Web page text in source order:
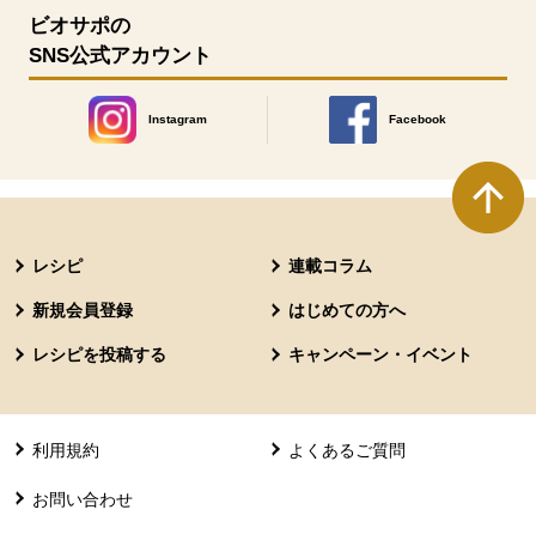
ビオサポの
SNS公式アカウント
Instagram
別のウィンドウで開きます。
Facebook
別のウィンドウで開きます
レシピ 連載コラム
新規会員登録 はじめての方へ
レシピを投稿する キャンペーン・イベント
利用規約 よくあるご質問
お問い合わせ